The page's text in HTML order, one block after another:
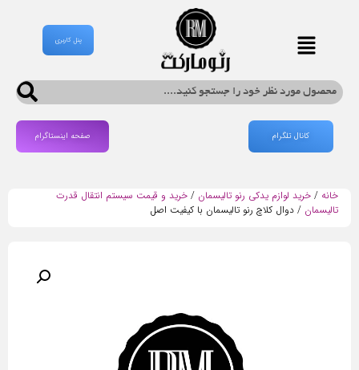
پنل کاربری
کانال تلگرام صفحه اینستاگرام
خانه / خرید لوازم یدکی رنو تالیسمان / خرید و قیمت سیستم انتقال قدرت
تالیسمان / دوال کلاچ رنو تالیسمان با کیفیت اصل